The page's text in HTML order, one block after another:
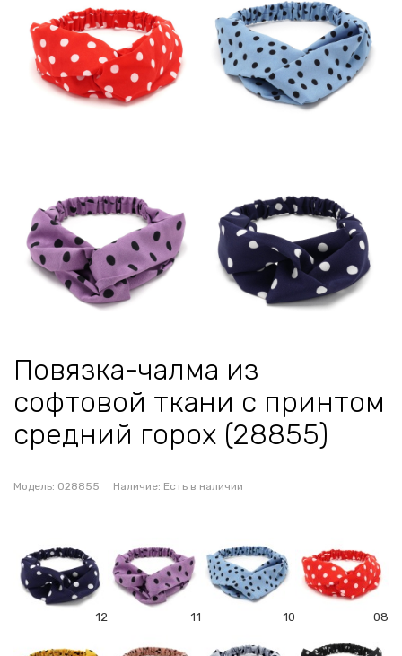
Повязка-чалма из
софтовой ткани с принтом
средний горох (28855)
Модель: 028855 Наличие: Есть в наличии
12 11 10 08